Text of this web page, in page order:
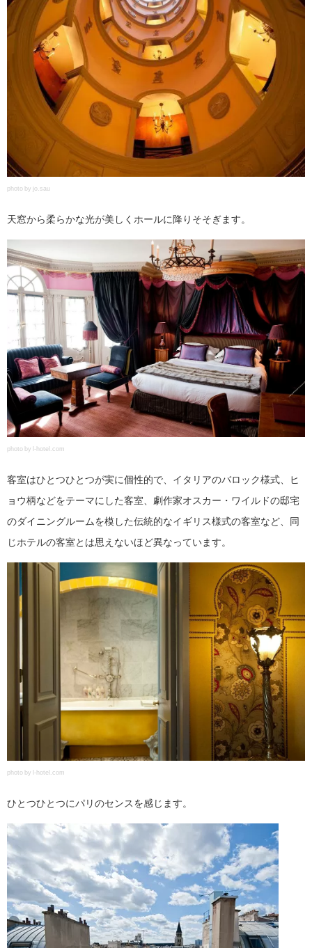
photo by jo.sau
天窓から柔らかな光が美しくホールに降りそそぎます。
photo by l-hotel.com
客室はひとつひとつが実に個性的で、イタリアのバロック様式、ヒ
ョウ柄などをテーマにした客室、劇作家オスカー・ワイルドの邸宅
のダイニングルームを模した伝統的なイギリス様式の客室など、同
じホテルの客室とは思えないほど異なっています。
photo by l-hotel.com
ひとつひとつにパリのセンスを感じます。